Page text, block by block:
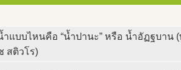
ำแบบไหนคือ “น้ำปานะ” หรือ น้ำอัฏฐบาน
สติวโร)